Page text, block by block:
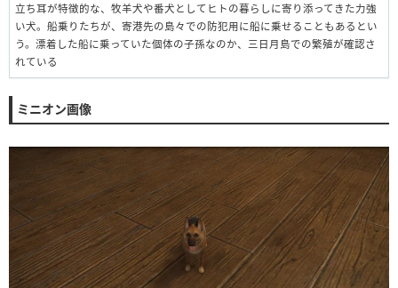
立ち耳が特徴的な、牧羊犬や番犬としてヒトの暮らしに寄り添ってきた力強
い犬。船乗りたちが、寄港先の島々での防犯用に船に乗せることもあるとい
う。漂着した船に乗っていた個体の子孫なのか、三日月島での繁殖が確認さ
れている
ミニオン画像